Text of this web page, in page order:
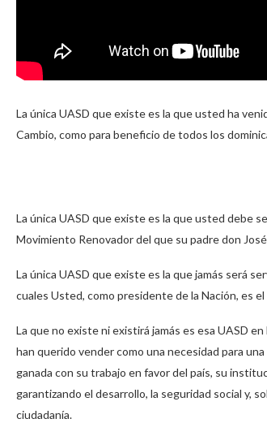
La única UASD que existe es la que usted ha
Cambio, como para beneficio de todos los
La única UASD que existe es la que usted debe
Movimiento Renovador del que su padre don
La única UASD que existe es la que jamás será
cuales Usted, como presidente de la Nación, es
La que no existe ni existirá jamás es esa UASD
han querido vender como una necesidad para
ganada con su trabajo en favor del país, su
garantizando el desarrollo, la seguridad social y,
ciudadanía.